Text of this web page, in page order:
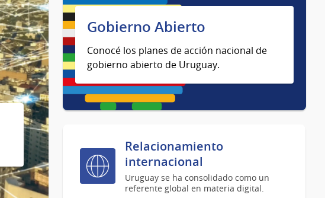
Gobierno Abierto
Conocé los planes de acción nacional de
gobierno abierto de Uruguay.
Relacionamiento
internacional
Uruguay se ha consolidado como un
referente global en materia digital.